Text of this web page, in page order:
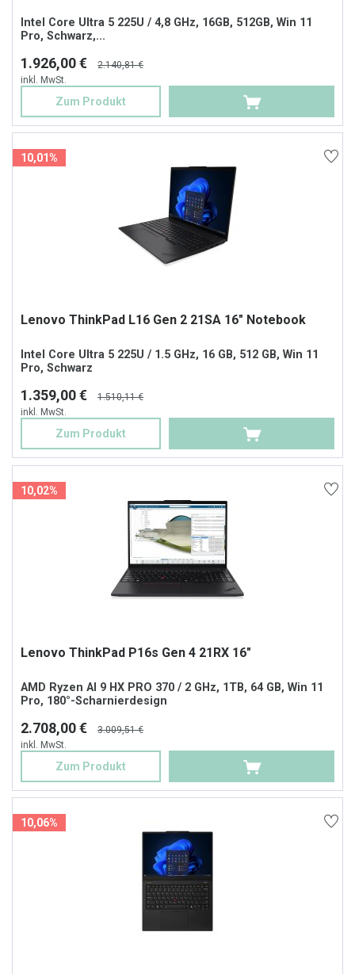
Intel Core Ultra 5 225U / 4,8 GHz, 16GB, 512GB, Win 11
Pro, Schwarz,...
1.926,00 €
2.140,81 €
inkl. MwSt.
Zum Produkt
10,01%
Lenovo ThinkPad L16 Gen 2 21SA 16" Notebook
Intel Core Ultra 5 225U / 1.5 GHz, 16 GB, 512 GB, Win 11
Pro, Schwarz
1.359,00 €
1.510,11 €
inkl. MwSt.
Zum Produkt
10,02%
Lenovo ThinkPad P16s Gen 4 21RX 16"
AMD Ryzen AI 9 HX PRO 370 / 2 GHz, 1TB, 64 GB, Win 11
Pro, 180°-Scharnierdesign
2.708,00 €
3.009,51 €
inkl. MwSt.
Zum Produkt
10,06%